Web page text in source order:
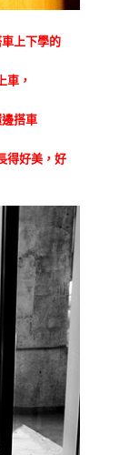
上下學的
車，
搭車
得好美，好